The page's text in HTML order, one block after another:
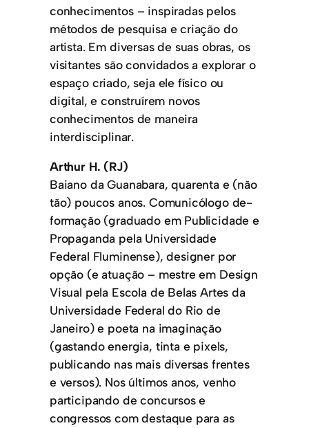
conhecimentos – inspiradas pelos
métodos de pesquisa e criação do
artista. Em diversas de suas obras, os
visitantes são convidados a explorar o
espaço criado, seja ele físico ou
digital, e construírem novos
conhecimentos de maneira
interdisciplinar.
Arthur H. (RJ)
Baiano da Guanabara, quarenta e (não
tão) poucos anos. Comunicólogo de-
formação (graduado em Publicidade e
Propaganda pela Universidade
Federal Fluminense), designer por
opção (e atuação – mestre em Design
Visual pela Escola de Belas Artes da
Universidade Federal do Rio de
Janeiro) e poeta na imaginação
(gastando energia, tinta e pixels,
publicando nas mais diversas frentes
e versos). Nos últimos anos, venho
participando de concursos e
congressos com destaque para as